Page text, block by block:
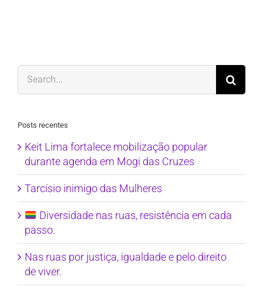
for:
Posts recentes
Keit Lima fortalece mobilização popular
durante agenda em Mogi das Cruzes
Tarcísio inimigo das Mulheres
Diversidade nas ruas, resistência em cada
passo.
Nas ruas por justiça, igualdade e pelo direito
de viver.